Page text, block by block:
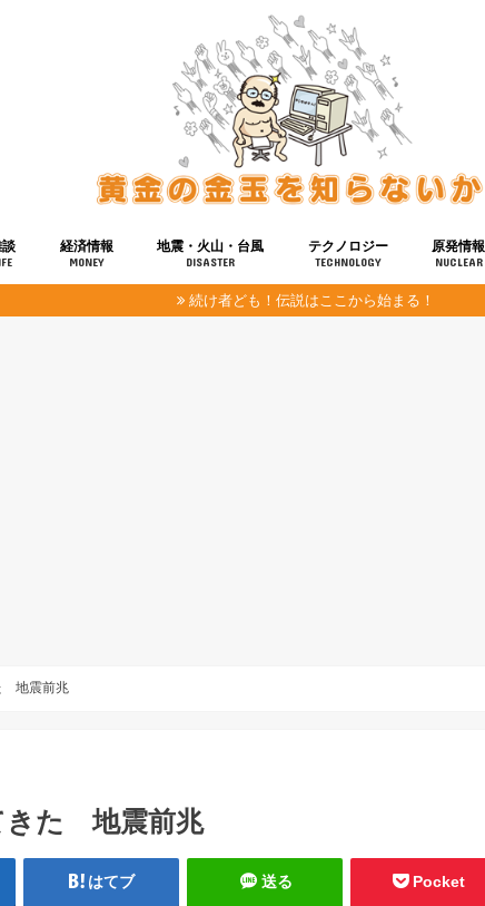
経済情報
MONEY
地震・火山・台風
DISASTER
テクノロジー
TECHNOLOGY
健康
宇宙
原発情報
NUCLEAR
続け者ども！伝説はここから始まる！
地震前兆
きた 地震前兆
はてブ 送る Pocket